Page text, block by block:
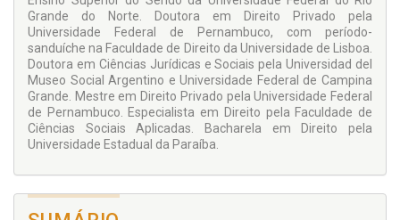
Grande do Norte. Doutora em Direito Privado pela
Universidade Federal de Pernambuco, com período-
sanduíche na Faculdade de Direito da Universidade de Lisboa.
Doutora em Ciências Jurídicas e Sociais pela Universidad del
Museo Social Argentino e Universidade Federal de Campina
Grande. Mestre em Direito Privado pela Universidade Federal
de Pernambuco. Especialista em Direito pela Faculdade de
Ciências Sociais Aplicadas. Bacharela em Direito pela
Universidade Estadual da Paraíba.